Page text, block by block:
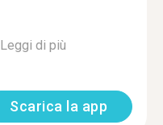
Leggi di più
Scarica la app